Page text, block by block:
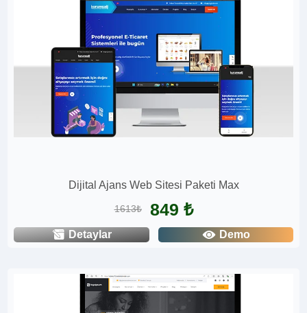
Dijital Ajans Web Sitesi Paketi Max
1613₺ 849 ₺
Detaylar Demo